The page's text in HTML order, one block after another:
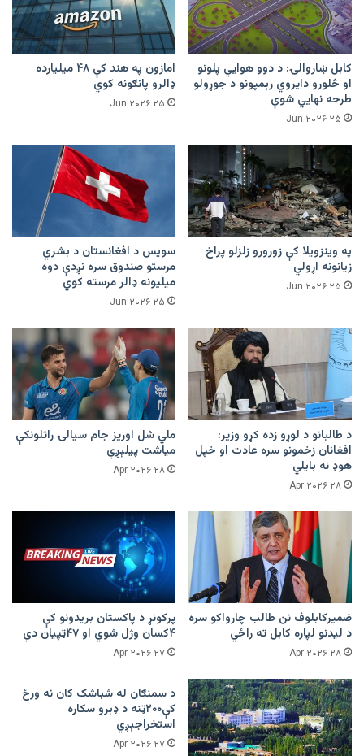
کابل ښاروالۍ: د دوو هوايي پلونو
او څلورو دایروي رېمپونو د جوړولو
طرحه نهایي شوې
۲۵ Jun ۲۰۲۶
امازون په هند کې ۴۸ میلیارده
ډالرو پانګونه کوي
۲۵ Jun ۲۰۲۶
په وینزویلا کې زورورو زلزلو پراخ
زیانونه اړولي
۲۵ Jun ۲۰۲۶
سویس د افغانستان د بشري
مرستو صندوق سره نږدې دوه
میلیونه ډالر مرسته کوي
۲۵ Jun ۲۰۲۶
د طالبانو د لوړو زده کړو وزیر:
افغانان زخمونو سره عادت او خپل
هوډ نه بایلي
۲۸ Apr ۲۰۲۶
ملي شل اوریز جام سیالۍ راتلونکې
میاشت پیلېږي
۲۸ Apr ۲۰۲۶
ضمیرکابلوف نن طالب چارواکو سره
د لیدنو لپاره کابل ته راځي
۲۸ Apr ۲۰۲۶
پرکونړ د پاکستان بریدونو کې
۴کسان وژل شوي او ۴۷ټپیان دي
۲۷ Apr ۲۰۲۶
د سمنګان له شباشک کان نه ورځ
کې۲۰۰ټنه د ډبرو سکاره
استخراجېږي
۲۷ Apr ۲۰۲۶